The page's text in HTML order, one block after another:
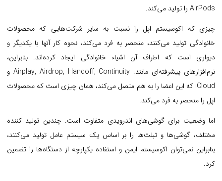
AirPods را تولید می‌کند.
چیزی که اکوسیستم اپل را نسبت به سایر شرکت‌هایی که محصولات
خانوادگی تولید می‌کنند، منحصر به فرد می‌کند، نحوه کار آنها با یکدیگر و
دیواری است که اطراف آن اشیاء خانوادگی ایجاد کرده‌اند. بنابراین،
نرم‌افزارهای پیشرفته‌ای مانند: Airplay, Airdrop, Handoff, Continuity و
iCloud که این اعضا را به هم متصل می‌کند، همان چیزی است که محصولات
اپل را منحصر به فرد می‌کند.
اما وضعیت برای گوشی‌های اندرویدی متفاوت است. چندین تولید کننده
مختلف، گوشی‌ها و تبلت‌ها را بر اساس یک سیستم عامل تولید می‌کنند،
بنابراین نمی‌توان اکوسیستم ایمن و استفاده یکپارچه از دستگاه‌ها را تضمین
کرد.